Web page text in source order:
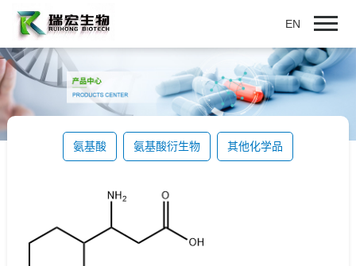
EN
氨基酸 氨基酸衍生物 其他化学品